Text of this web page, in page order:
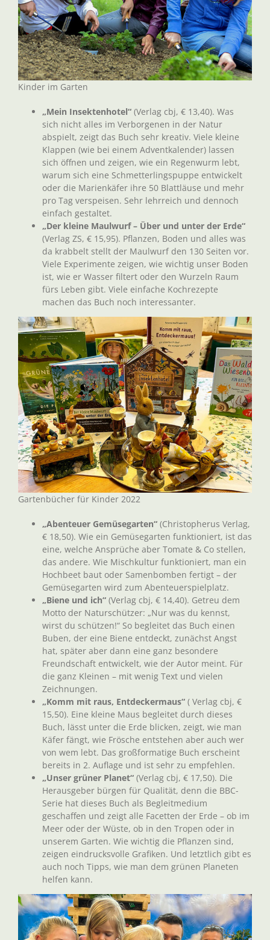
Kinder im Garten
„Mein Insektenhotel“ (Verlag cbj, € 13,40). Was
sich nicht alles im Verborgenen in der Natur
abspielt, zeigt das Buch sehr kreativ. Viele kleine
Klappen (wie bei einem Adventkalender) lassen
sich öffnen und zeigen, wie ein Regenwurm lebt,
warum sich eine Schmetterlingspuppe entwickelt
oder die Marienkäfer ihre 50 Blattläuse und mehr
pro Tag verspeisen. Sehr lehrreich und dennoch
einfach gestaltet.
„Der kleine Maulwurf – Über und unter der Erde“
(Verlag ZS, € 15,95). Pflanzen, Boden und alles was
da krabbelt stellt der Maulwurf den 130 Seiten vor.
Viele Experimente zeigen, wie wichtig unser Boden
ist, wie er Wasser filtert oder den Wurzeln Raum
fürs Leben gibt. Viele einfache Kochrezepte
machen das Buch noch interessanter.
Gartenbücher für Kinder 2022
„Abenteuer Gemüsegarten“ (Christopherus Verlag,
€ 18,50). Wie ein Gemüsegarten funktioniert, ist das
eine, welche Ansprüche aber Tomate & Co stellen,
das andere. Wie Mischkultur funktioniert, man ein
Hochbeet baut oder Samenbomben fertigt – der
Gemüsegarten wird zum Abenteuerspielplatz.
„Biene und ich“ (Verlag cbj, € 14,40). Getreu dem
Motto der Naturschützer: „Nur was du kennst,
wirst du schützen!“ So begleitet das Buch einen
Buben, der eine Biene entdeckt, zunächst Angst
hat, später aber dann eine ganz besondere
Freundschaft entwickelt, wie der Autor meint. Für
die ganz Kleinen – mit wenig Text und vielen
Zeichnungen.
„Komm mit raus, Entdeckermaus“ ( Verlag cbj, €
15,50). Eine kleine Maus begleitet durch dieses
Buch, lässt unter die Erde blicken, zeigt, wie man
Käfer fängt, wie Frösche entstehen aber auch wer
von wem lebt. Das großformatige Buch erscheint
bereits in 2. Auflage und ist sehr zu empfehlen.
„Unser grüner Planet“ (Verlag cbj, € 17,50). Die
Herausgeber bürgen für Qualität, denn die BBC-
Serie hat dieses Buch als Begleitmedium
geschaffen und zeigt alle Facetten der Erde – ob im
Meer oder der Wüste, ob in den Tropen oder in
unserem Garten. Wie wichtig die Pflanzen sind,
zeigen eindrucksvolle Grafiken. Und letztlich gibt es
auch noch Tipps, wie man dem grünen Planeten
helfen kann.